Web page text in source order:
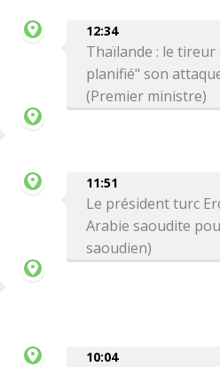
12:34
Thaïlande : le
planifié" son
(Premier ministre)
11:51
Le président turc
Arabie saoudite
saoudien)
10:04